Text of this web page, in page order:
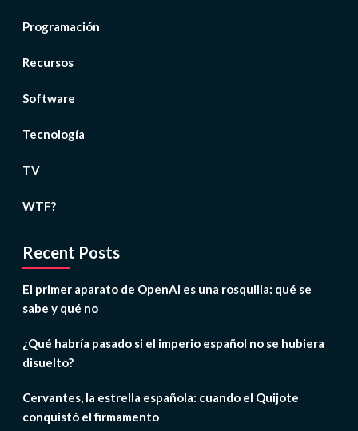
Programación
Recursos
Software
Tecnología
TV
WTF?
Recent Posts
El primer aparato de OpenAI es una rosquilla: qué se
sabe y qué no
¿Qué habría pasado si el imperio español no se hubiera
disuelto?
Cervantes, la estrella española: cuando el Quijote
conquistó el firmamento